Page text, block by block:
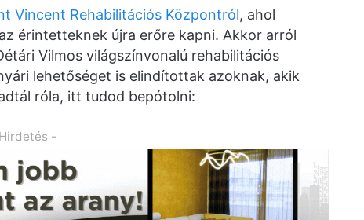
Vincent Rehabilitációs Központról, ahol
érintetteknek újra erőre kapni. Akkor arról
Vilmos világszínvonalú rehabilitációs
lehetőséget is elindítottak azoknak, akik
róla, itt tudod bepótolni:
-